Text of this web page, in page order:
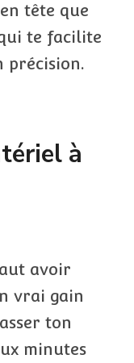
tête que
te facilite
précision.
à
avoir
vrai gain
ton
minutes